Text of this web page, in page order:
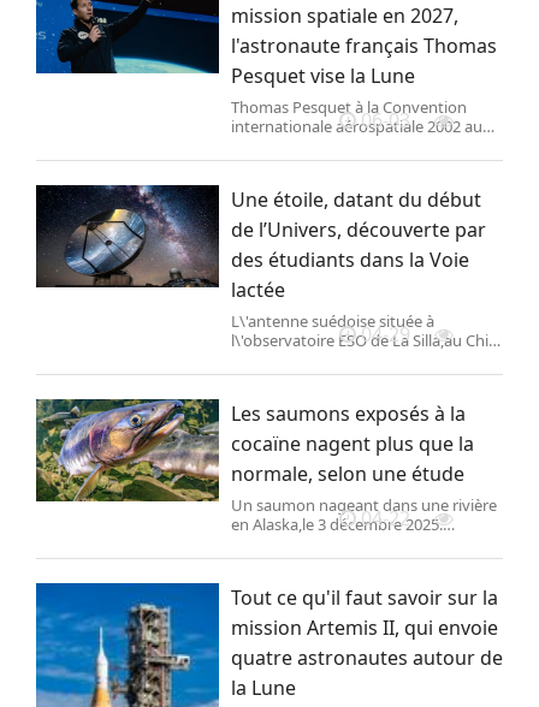
mission spatiale en 2027,
l'astronaute français Thomas
Pesquet vise la Lune
Thomas Pesquet à la Convention
internationale aérospatiale 2002 au
septembre 2022. (MAXIME GRUSS /
06-03
Une étoile, datant du début
de l’Univers, découverte par
des étudiants dans la Voie
lactée
L\'antenne suédoise située à
l\'observatoire ESO de La Silla,au Chili.
/ Science Photo Library RF)
04-29
Les saumons exposés à la
cocaïne nagent plus que la
normale, selon une étude
Un saumon nageant dans une rivière
en Alaska,le 3 décembre 2025.
Les saumons exposés à la cocaïne
plus longues distances que c
04-22
Tout ce qu'il faut savoir sur la
mission Artemis II, qui envoie
quatre astronautes autour de
la Lune